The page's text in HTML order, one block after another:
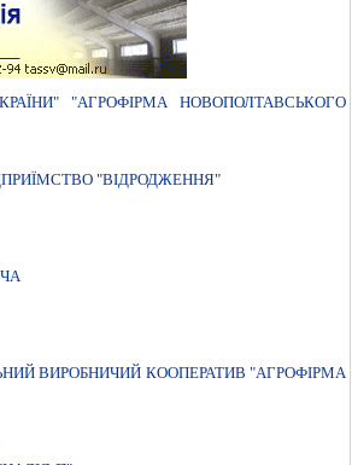
"АГРОФІРМА НОВОПОЛТАВСЬКОГО
"ВIДРОДЖЕННЯ"
ВИРОБНИЧИЙ КООПЕРАТИВ "АГРОФIРМА